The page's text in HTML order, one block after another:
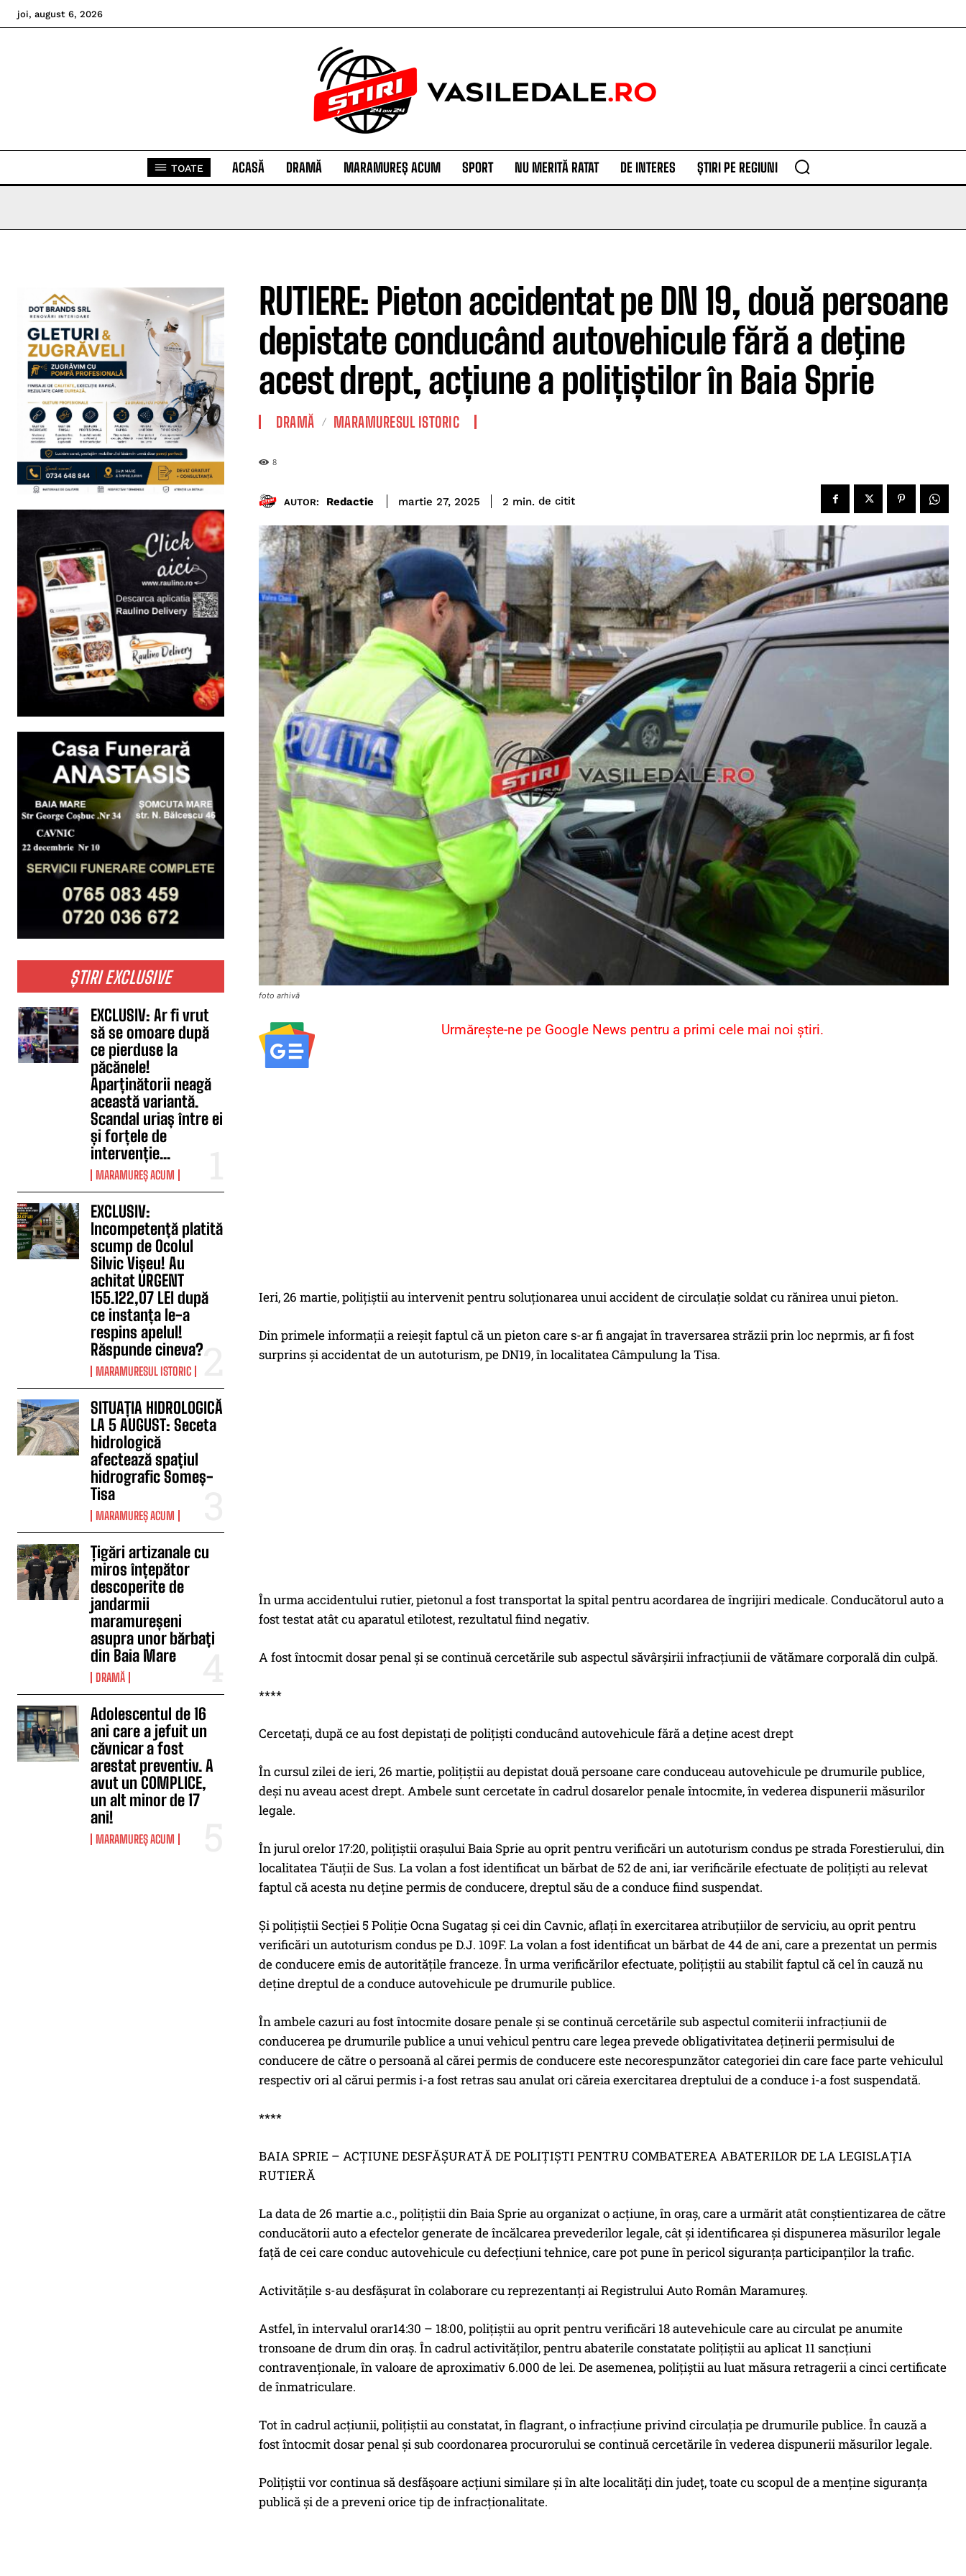
joi, august 6, 2026
TOATE ACASĂ DRAMĂ MARAMUREȘ ACUM SPORT NU MERITĂ RATAT DE INTERES ȘTIRI PE REGIUNI
ȘTIRI EXCLUSIVE
EXCLUSIV: Ar fi vrut
să se omoare după
ce pierduse la
păcănele!
Aparținătorii neagă
această variantă.
Scandal uriaș între ei
și forțele de
intervenție...
MARAMUREȘ ACUM
EXCLUSIV:
Incompetență platită
scump de Ocolul
Silvic Vișeu! Au
achitat URGENT
155.122,07 LEI după
ce instanța le-a
respins apelul!
Răspunde cineva?
MARAMURESUL ISTORIC
SITUAȚIA HIDROLOGICĂ
LA 5 AUGUST: Seceta
hidrologică
afectează spațiul
hidrografic Someș-
Tisa
MARAMUREȘ ACUM
Țigări artizanale cu
miros înțepător
descoperite de
jandarmii
maramureșeni
asupra unor bărbați
din Baia Mare
DRAMĂ
Adolescentul de 16
ani care a jefuit un
căvnicar a fost
arestat preventiv. A
avut un COMPLICE,
un alt minor de 17
ani!
MARAMUREȘ ACUM
RUTIERE: Pieton accidentat pe DN 19, două persoane
depistate conducând autovehicule fără a deţine
acest drept, acțiune a polițiștilor în Baia Sprie
DRAMĂ MARAMURESUL ISTORIC
8
AUTOR: Redactie martie 27, 2025 2 min. de citit
foto arhivă
Urmărește-ne pe Google News pentru a primi cele mai noi știri.
Ieri, 26 martie, poliţiştii au intervenit pentru soluţionarea unui accident de circulaţie soldat cu rănirea unui pieton.
Din primele informaţii a reieşit faptul că un pieton care s-ar fi angajat în traversarea străzii prin loc neprmis, ar fi fost
surprins şi accidentat de un autoturism, pe DN19, în localitatea Câmpulung la Tisa.
În urma accidentului rutier, pietonul a fost transportat la spital pentru acordarea de îngrijiri medicale. Conducătorul auto a
fost testat atât cu aparatul etilotest, rezultatul fiind negativ.
A fost întocmit dosar penal şi se continuă cercetările sub aspectul săvârșirii infracțiunii de vătămare corporală din culpă.
****
Cercetaţi, după ce au fost depistaţi de poliţişti conducând autovehicule fără a deţine acest drept
În cursul zilei de ieri, 26 martie, poliţiştii au depistat două persoane care conduceau autovehicule pe drumurile publice,
deşi nu aveau acest drept. Ambele sunt cercetate în cadrul dosarelor penale întocmite, în vederea dispunerii măsurilor
legale.
În jurul orelor 17:20, poliţiştii orașului Baia Sprie au oprit pentru verificări un autoturism condus pe strada Forestierului, din
localitatea Tăuții de Sus. La volan a fost identificat un bărbat de 52 de ani, iar verificările efectuate de poliţişti au relevat
faptul că acesta nu deţine permis de conducere, dreptul său de a conduce fiind suspendat.
Şi poliţiştii Secției 5 Poliție Ocna Sugatag și cei din Cavnic, aflaţi în exercitarea atribuțiilor de serviciu, au oprit pentru
verificări un autoturism condus pe D.J. 109F. La volan a fost identificat un bărbat de 44 de ani, care a prezentat un permis
de conducere emis de autoritățile franceze. În urma verificărilor efectuate, poliţiştii au stabilit faptul că cel în cauză nu
deţine dreptul de a conduce autovehicule pe drumurile publice.
În ambele cazuri au fost întocmite dosare penale şi se continuă cercetările sub aspectul comiterii infracţiunii de
conducerea pe drumurile publice a unui vehicul pentru care legea prevede obligativitatea deținerii permisului de
conducere de către o persoană al cărei permis de conducere este necorespunzător categoriei din care face parte vehiculul
respectiv ori al cărui permis i-a fost retras sau anulat ori căreia exercitarea dreptului de a conduce i-a fost suspendată.
****
BAIA SPRIE – ACŢIUNE DESFĂŞURATĂ DE POLIŢIŞTI PENTRU COMBATEREA ABATERILOR DE LA LEGISLAŢIA
RUTIERĂ
La data de 26 martie a.c., poliţiştii din Baia Sprie au organizat o acţiune, în oraş, care a urmărit atât conştientizarea de către
conducătorii auto a efectelor generate de încălcarea prevederilor legale, cât şi identificarea şi dispunerea măsurilor legale
faţă de cei care conduc autovehicule cu defecţiuni tehnice, care pot pune în pericol siguranţa participanţilor la trafic.
Activităţile s-au desfăşurat în colaborare cu reprezentanţi ai Registrului Auto Român Maramureş.
Astfel, în intervalul orar14:30 – 18:00, poliţiştii au oprit pentru verificări 18 autevehicule care au circulat pe anumite
tronsoane de drum din oraş. În cadrul activităţilor, pentru abaterile constatate poliţiştii au aplicat 11 sancţiuni
contravenţionale, în valoare de aproximativ 6.000 de lei. De asemenea, poliţiştii au luat măsura retragerii a cinci certificate
de înmatriculare.
Tot în cadrul acţiunii, poliţiştii au constatat, în flagrant, o infracţiune privind circulaţia pe drumurile publice. În cauză a
fost întocmit dosar penal şi sub coordonarea procurorului se continuă cercetările în vederea dispunerii măsurilor legale.
Poliţiştii vor continua să desfăşoare acţiuni similare şi în alte localităţi din judeţ, toate cu scopul de a menţine siguranţa
publică şi de a preveni orice tip de infracţionalitate.